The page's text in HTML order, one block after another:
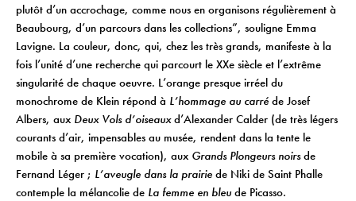
plutôt d’un accrochage, comme nous en organisons régulièrement à
Beaubourg, d’un parcours dans les collections”, souligne Emma
Lavigne. La couleur, donc, qui, chez les très grands, manifeste à la
fois l’unité d’une recherche qui parcourt le XXe siècle et l’extrême
singularité de chaque oeuvre. L’orange presque irréel du
monochrome de Klein répond à L’hommage au carré de Josef
Albers, aux Deux Vols d’oiseauxd’Alexander Calder (de très légers
courants d’air, impensables au musée, rendent dans la tente le
mobile à sa première vocation), aux Grands Plongeurs noirsde
Fernand Léger ; L’aveugle dans la prairie de Niki de Saint Phalle
contemple la mélancolie de La femme en bleu de Picasso.